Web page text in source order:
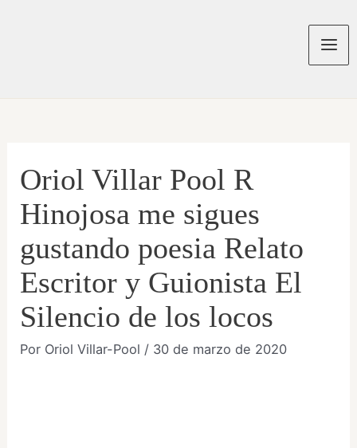
Oriol Villar Pool R
Hinojosa me sigues
gustando poesia Relato
Escritor y Guionista El
Silencio de los locos
Por Oriol Villar-Pool / 30 de marzo de 2020